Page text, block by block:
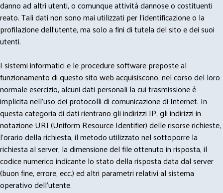
danno ad altri utenti, o comunque attività dannose o costituenti
reato. Tali dati non sono mai utilizzati per l'identificazione o la
profilazione dell'utente, ma solo a fini di tutela del sito e dei suoi
utenti.
I sistemi informatici e le procedure software preposte al
funzionamento di questo sito web acquisiscono, nel corso del loro
normale esercizio, alcuni dati personali la cui trasmissione è
implicita nell'uso dei protocolli di comunicazione di Internet. In
questa categoria di dati rientrano gli indirizzi IP, gli indirizzi in
notazione URI (Uniform Resource Identifier) delle risorse richieste,
l'orario della richiesta, il metodo utilizzato nel sottoporre la
richiesta al server, la dimensione del file ottenuto in risposta, il
codice numerico indicante lo stato della risposta data dal server
(buon fine, errore, ecc.) ed altri parametri relativi al sistema
operativo dell'utente.